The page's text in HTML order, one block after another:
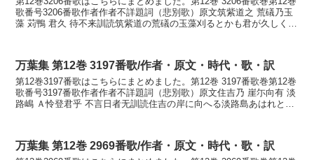
歌番号3206番歌作者作者不詳題詞（悲別歌）原文筑紫道之 荒礒乃玉
藻 苅鴨 君久 待不来訓読筑紫道の荒礒の玉藻刈るとかも君が久しく待
万葉集 第12巻 3197番歌/作者・原文・時代・歌・訳
第12巻3197番歌はこちらにまとめました。第12巻 3197番歌巻第12巻
歌番号3197番歌作者作者不詳題詞（悲別歌）原文住吉乃 崖尓向有 淡
路嶋 Ａ怜登君乎 不言日者无訓読住吉の岸に向へる淡路島あはれと君
万葉集 第12巻 2969番歌/作者・原文・時代・歌・訳